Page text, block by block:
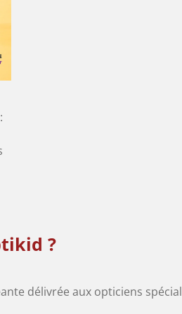
?
délivrée aux opticiens